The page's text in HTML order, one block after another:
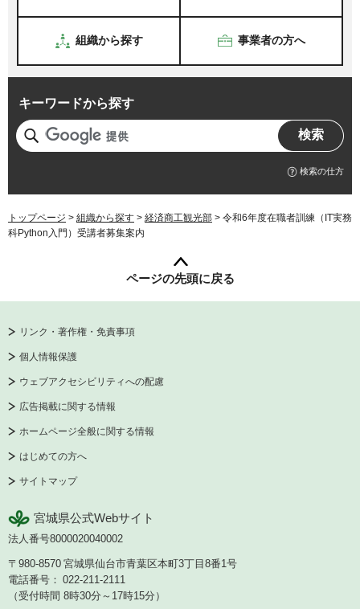
組織から探す 事業者の方へ
キーワードから探す
検索の仕方
トップページ > 組織から探す > 経済商工観光部 > 令和6年度在職者訓練（IT実務
科Python入門）受講者募集案内
ページの先頭に戻る
リンク・著作権・免責事項
個人情報保護
ウェブアクセシビリティへの配慮
広告掲載に関する情報
ホームページ全般に関する情報
はじめての方へ
サイトマップ
宮城県公式Webサイト
法人番号8000020040002
〒980-8570 宮城県仙台市青葉区本町3丁目8番1号
電話番号： 022-211-2111
（受付時間 8時30分～17時15分）